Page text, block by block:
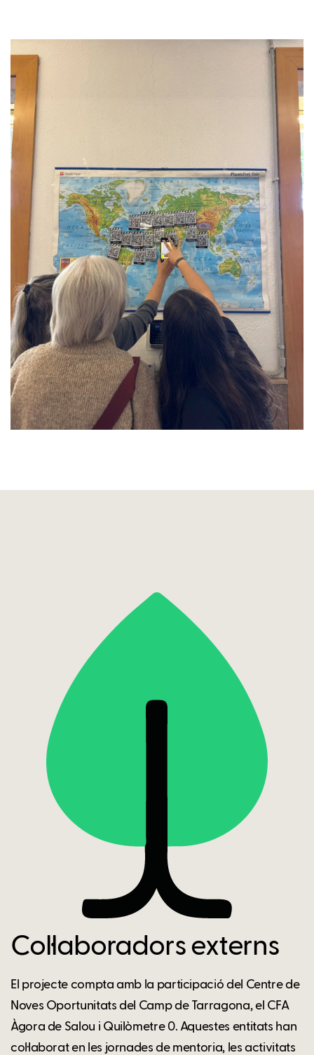
Col·laboradors externs
El projecte compta amb la participació del Centre de
Noves Oportunitats del Camp de Tarragona, el CFA
Àgora de Salou i Quilòmetre 0. Aquestes entitats han
col·laborat en les jornades de mentoria, les activitats